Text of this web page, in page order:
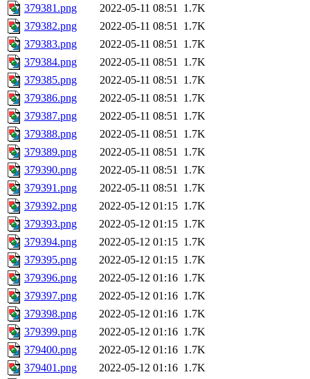
379381.png
2022-05-11 08:51 1.7K
379382.png
2022-05-11 08:51 1.7K
379383.png
2022-05-11 08:51 1.7K
379384.png
2022-05-11 08:51 1.7K
379385.png
2022-05-11 08:51 1.7K
379386.png
2022-05-11 08:51 1.7K
379387.png
2022-05-11 08:51 1.7K
379388.png
2022-05-11 08:51 1.7K
379389.png
2022-05-11 08:51 1.7K
379390.png
2022-05-11 08:51 1.7K
379391.png
2022-05-11 08:51 1.7K
379392.png
2022-05-12 01:15 1.7K
379393.png
2022-05-12 01:15 1.7K
379394.png
2022-05-12 01:15 1.7K
379395.png
2022-05-12 01:15 1.7K
379396.png
2022-05-12 01:16 1.7K
379397.png
2022-05-12 01:16 1.7K
379398.png
2022-05-12 01:16 1.7K
379399.png
2022-05-12 01:16 1.7K
379400.png
2022-05-12 01:16 1.7K
379401.png
2022-05-12 01:16 1.7K